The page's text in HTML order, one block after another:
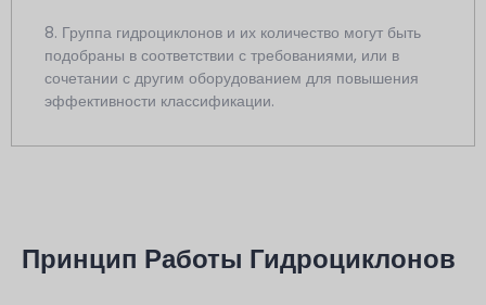
8. Группа гидроциклонов и их количество могут быть
подобраны в соответствии с требованиями, или в
сочетании с другим оборудованием для повышения
эффективности классификации.
Принцип Работы Гидроциклонов